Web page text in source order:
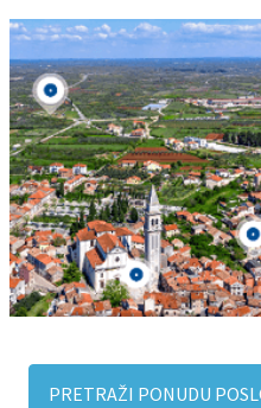
PRETRAŽI PONUDU